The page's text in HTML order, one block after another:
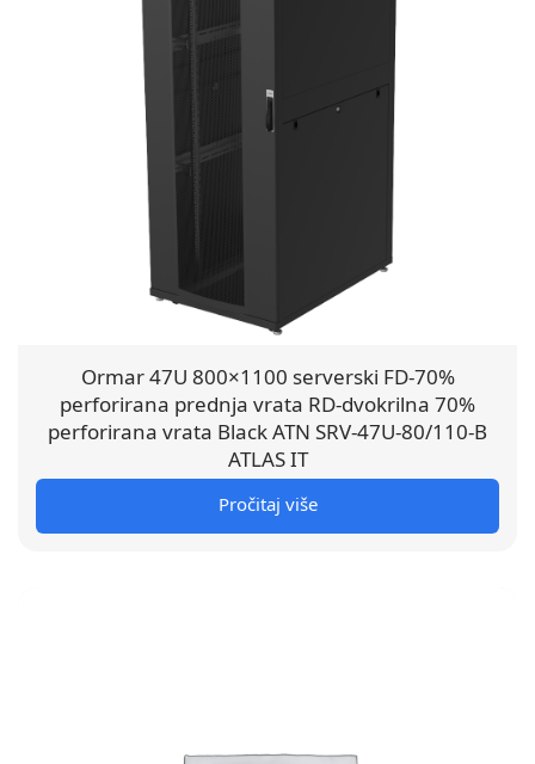
Ormar 47U 800×1100 serverski FD-70%
perforirana prednja vrata RD-dvokrilna 70%
perforirana vrata Black ATN SRV-47U-80/110-B
ATLAS IT
Pročitaj više